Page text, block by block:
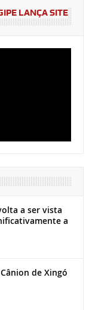
LANÇA SITE
a ser vista
a
de Xingó